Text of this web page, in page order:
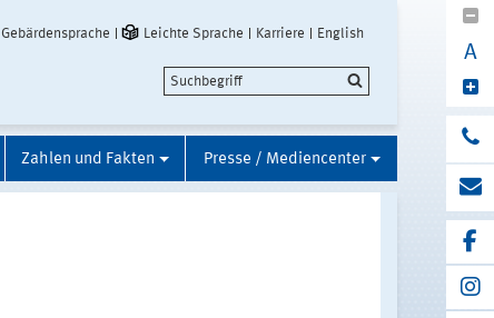
Gebärdensprache Leichte Sprache Karriere English
A
Zahlen und Fakten Presse / Mediencenter